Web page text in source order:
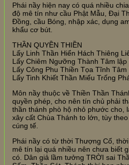
Phái nầy hiện nay có quá nhiều
độ mê tín như cầu Phật Mẫu, Đại
Đồng, cầu Bóng, nhập xác, dụng
khẩu cơ bút.
THẦN QUYỀN THIỀN
Lấy Linh Thần Hiển Hách Thiêng
Lấy Chiêm Ngưỡng Thành Tâm lập
Lấy Công Phu Thiền Tọa Tĩnh Tâm
Lấy Tinh Khiết Thần Miếu Trống
Môn nầy thuộc về Thiền Thần
quyền phép, cho nên tín chủ phải
thần thánh phò hộ nhỏ phước cho,
xây cất Chùa Thánh to lớn, tùy
cúng tế.
Phái nầy có từ thời Thượng Cổ,
mê tín lại quá nhiều nên chưa biết
có. Dân giả lầm tưởng TRỜI sai